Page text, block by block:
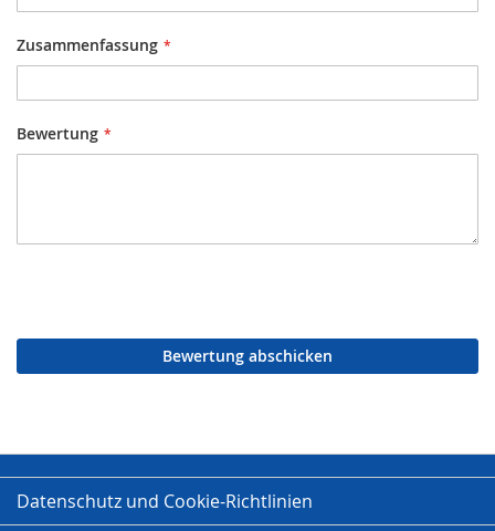
Zusammenfassung
Bewertung
Bewertung abschicken
Datenschutz und Cookie-Richtlinien